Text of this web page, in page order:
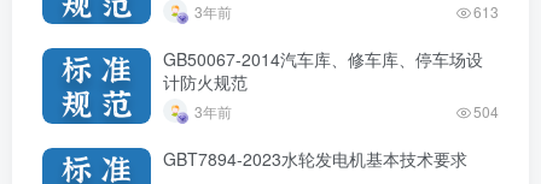
3年前 613
GB50067-2014汽车库、修车库、停车场设
计防火规范
3年前 504
GBT7894-2023水轮发电机基本技术要求